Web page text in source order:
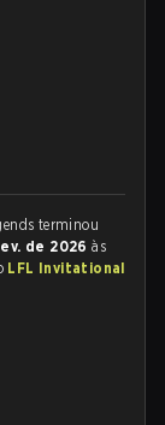
terminou
de 2026às
LFL Invitational